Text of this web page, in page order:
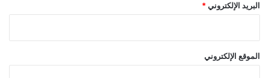
البريد الإلكتروني *
الموقع الإلكتروني